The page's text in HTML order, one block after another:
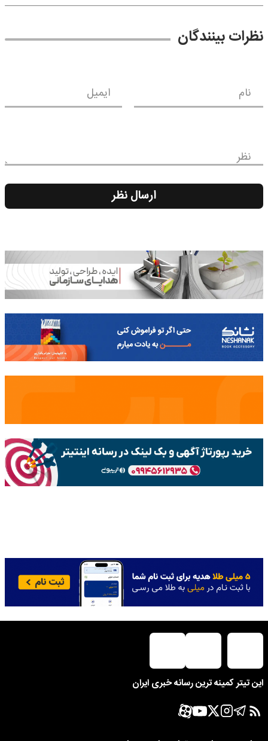
نظرات بینندگان
نام ایمیل
نظر
ارسال نظر
این تیتر کمینه ترین رسانه خبری ایران